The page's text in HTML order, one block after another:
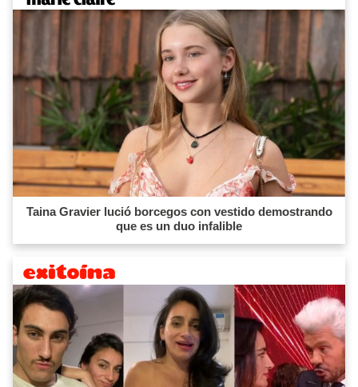
Taina Gravier lució borcegos con vestido demostrando
que es un duo infalible